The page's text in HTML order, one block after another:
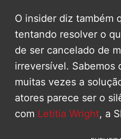
O insider diz também
tentando resolver o
de ser cancelado de
irreversível. Sabemos
muitas vezes a
atores parece ser o
com Letitia Wright, a